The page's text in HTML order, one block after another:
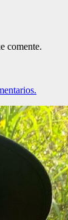
comente.